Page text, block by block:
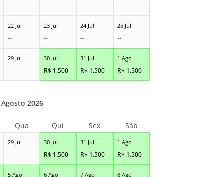
-- -- -- --
22 Jul
--
23 Jul
--
24 Jul
--
25 Jul
--
29 Jul
--
30 Jul
R$ 1.500
31 Jul
R$ 1.500
1 Ago
R$ 1.500
29 Jul
--
30 Jul
R$ 1.500
31 Jul
R$ 1.500
1 Ago
R$ 1.500
5 Ago 6 Ago 7 Ago 8 Ago
Agosto 2026
Qua Qui Sex Sáb